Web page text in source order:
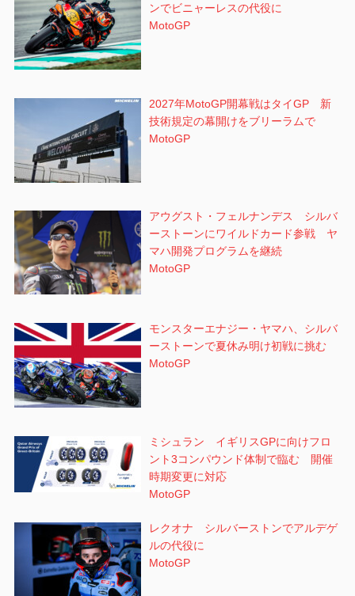
ンでビニャーレスの代役に
MotoGP
2027年MotoGP開幕戦はタイGP 新
技術規定の幕開けをブリーラムで
MotoGP
アウグスト・フェルナンデス シルバ
ーストーンにワイルドカード参戦 ヤ
マハ開発プログラムを継続
MotoGP
モンスターエナジー・ヤマハ、シルバ
ーストーンで夏休み明け初戦に挑む
MotoGP
ミシュラン イギリスGPに向けフロ
ント3コンパウンド体制で臨む 開催
時期変更に対応
MotoGP
レクオナ シルバーストンでアルデゲ
ルの代役に
MotoGP